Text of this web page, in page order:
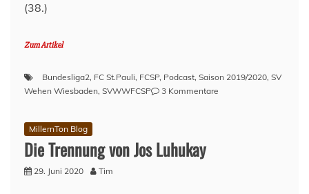
(38.)
Zum Artikel
Bundesliga2, FC St.Pauli, FCSP, Podcast, Saison 2019/2020, SV
Wehen Wiesbaden, SVWWFCSP 3 Kommentare
MillernTon Blog
Die Trennung von Jos Luhukay
29. Juni 2020 Tim